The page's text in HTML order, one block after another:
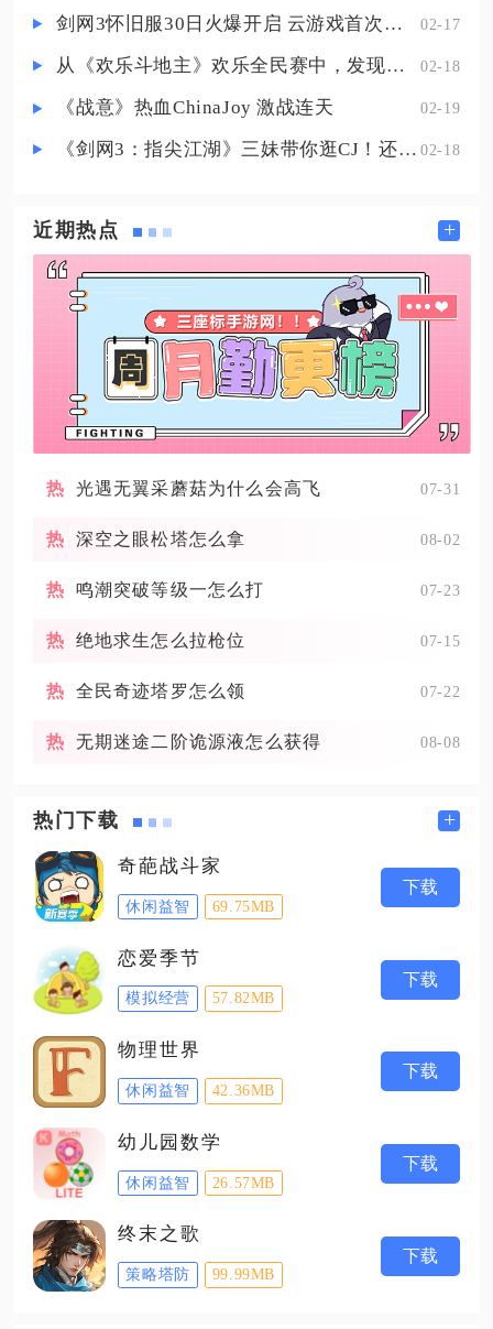
奖励，积攒足够点数后打开活动面
剑网3怀旧服30日火爆开启 云游戏首次亮相CJ打造舒适畅玩体验 02-17
从《欢乐斗地主》欢乐全民赛中，发现拓盘全民电竞的新蓝海 02-18
《战意》热血ChinaJoy 激战连天 02-19
《剑网3：指尖江湖》三妹带你逛CJ！还有惊喜嘉宾现场约定你！ 02-18
近期热点 +
光遇无翼采蘑菇为什么会高飞 07-31
深空之眼松塔怎么拿 08-02
鸣潮突破等级一怎么打 07-23
绝地求生怎么拉枪位 07-15
全民奇迹塔罗怎么领 07-22
无期迷途二阶诡源液怎么获得 08-08
热门下载 +
奇葩战斗家
休闲益智 69.75MB
下载
恋爱季节
模拟经营 57.82MB
下载
物理世界
休闲益智 42.36MB
下载
幼儿园数学
休闲益智 26.57MB
下载
终末之歌
策略塔防 99.99MB
下载